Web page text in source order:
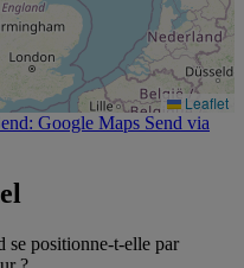
Leaflet
Google Maps Send via
positionne-t-elle par